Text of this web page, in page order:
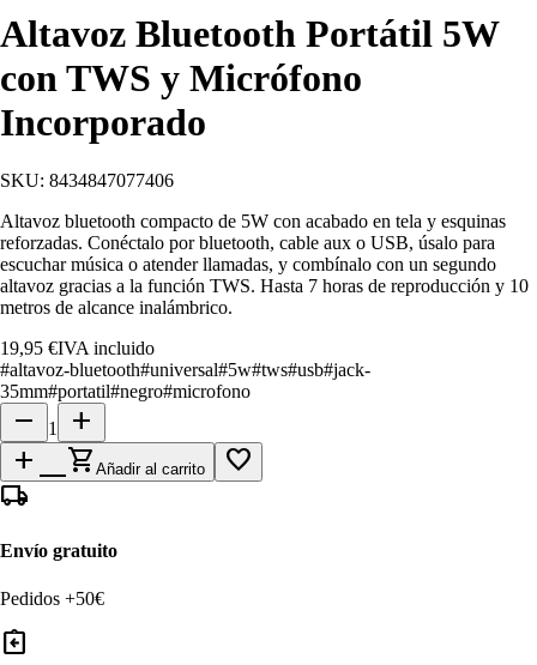
Altavoz Bluetooth Portátil 5W
con TWS y Micrófono
Incorporado
SKU: 8434847077406
Altavoz bluetooth compacto de 5W con acabado en tela y esquinas
reforzadas. Conéctalo por bluetooth, cable aux o USB, úsalo para
escuchar música o atender llamadas, y combínalo con un segundo
altavoz gracias a la función TWS. Hasta 7 horas de reproducción y 10
metros de alcance inalámbrico.
19,95 €IVA incluido
#altavoz-bluetooth#universal#5w#tws#usb#jack-
35mm#portatil#negro#microfono
remove 1
add
add_shopping_cart Añadir al carrito
favorite_border
local_shipping
Envío gratuito
Pedidos +50€
assignment_return